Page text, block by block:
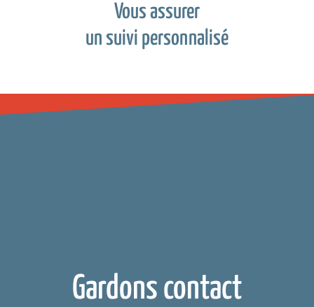
Vous assurer
un suivi personnalisé
Gardons contact